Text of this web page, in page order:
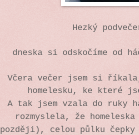
Hezký
dneska si odskočíme od
Včera večer jsem si
homelesku, ke které
A tak jsem vzala do ruky
rozmyslela, že homeleska
později), celou půlku čepky